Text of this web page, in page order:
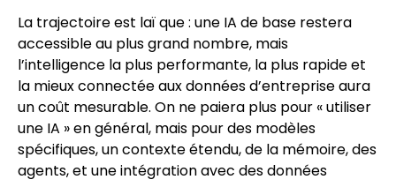
La trajectoire est laï que : une IA de base restera
accessible au plus grand nombre, mais
l’intelligence la plus performante, la plus rapide et
la mieux connectée aux données d’entreprise aura
un coût mesurable. On ne paiera plus pour « utiliser
une IA » en général, mais pour des modèles
spécifiques, un contexte étendu, de la mémoire, des
agents, et une intégration avec des données